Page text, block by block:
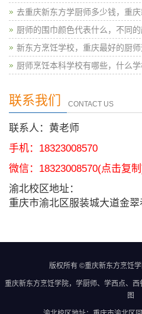
去重庆新东方学厨师多少钱，重
厨师的围巾颜色代表什么，不同
新东方烹饪学校，重庆最好的厨
厨师烹饪本科学校有哪些，什么
联系我们 CONTACT US
联系人：黄老师
手机：18323008570
微信： 18323008570(点击复
渝北校区地址：
重庆市渝北区服装城大道金翠
版权所有 ©重庆新东方烹饪
重庆新东方烹饪学院，学厨师、学西点、
图